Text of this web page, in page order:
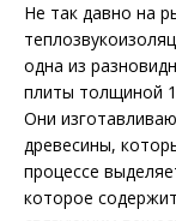
Не так давно на
одна из
плиты толщиной
Они
древесины,
процессе
которое